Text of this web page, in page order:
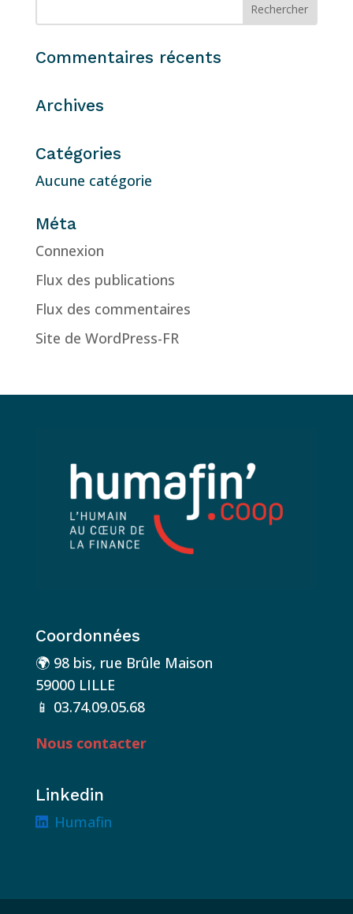
Commentaires récents
Archives
Catégories
Aucune catégorie
Méta
Connexion
Flux des publications
Flux des commentaires
Site de WordPress-FR
Coordonnées
🌍 98 bis, rue Brûle Maison
59000 LILLE
📱 03.74.09.05.68
Nous contacter
Linkedin
Humafin